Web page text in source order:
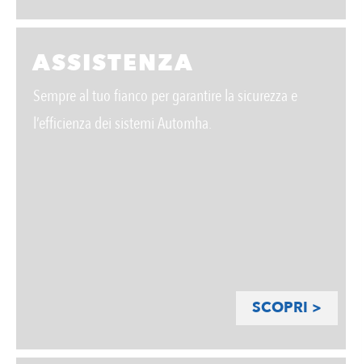
ASSISTENZA
Sempre al tuo fianco per garantire la sicurezza e
l’efficienza dei sistemi Automha.
SCOPRI >